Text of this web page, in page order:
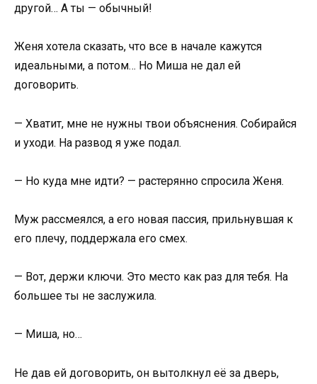
другой… А ты — обычный!
Женя хотела сказать, что все в начале кажутся
идеальными, а потом… Но Миша не дал ей
договорить.
— Хватит, мне не нужны твои объяснения. Собирайся
и уходи. На развод я уже подал.
— Но куда мне идти? — растерянно спросила Женя.
Муж рассмеялся, а его новая пассия, прильнувшая к
его плечу, поддержала его смех.
— Вот, держи ключи. Это место как раз для тебя. На
большее ты не заслужила.
— Миша, но…
Не дав ей договорить, он вытолкнул её за дверь,